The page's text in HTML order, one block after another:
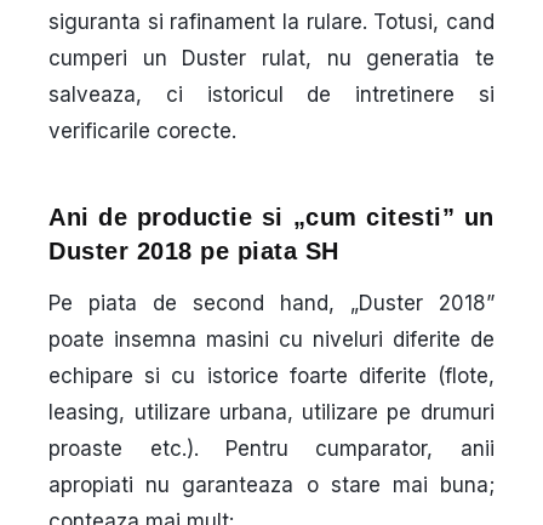
siguranta si rafinament la rulare. Totusi, cand
cumperi un Duster rulat, nu generatia te
salveaza, ci istoricul de intretinere si
verificarile corecte.
Ani de productie si „cum citesti” un
Duster 2018 pe piata SH
Pe piata de second hand, „Duster 2018”
poate insemna masini cu niveluri diferite de
echipare si cu istorice foarte diferite (flote,
leasing, utilizare urbana, utilizare pe drumuri
proaste etc.). Pentru cumparator, anii
apropiati nu garanteaza o stare mai buna;